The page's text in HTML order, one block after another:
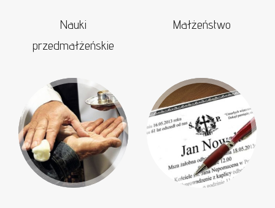
Nauki
przedmałżeńskie
Małżeństwo